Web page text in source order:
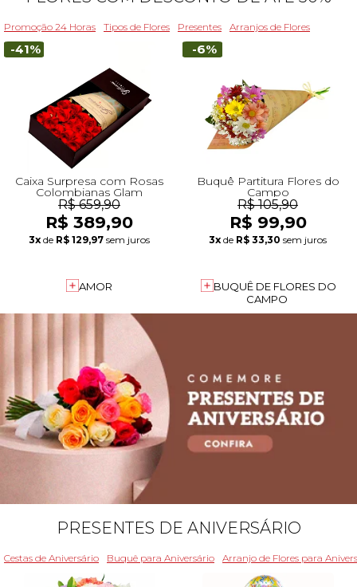
Promoção 24 Horas Tipos de Flores Presentes Arranjos de Flores
-41%
Caixa Surpresa com Rosas
Colombianas Glam
R$ 659,90
R$ 389,90
3x de R$ 129,97 sem juros
AMOR
-6%
Buquê Partitura Flores do
Campo
R$ 105,90
R$ 99,90
3x de R$ 33,30 sem juros
BUQUÊ DE FLORES DO
CAMPO
PRESENTES DE ANIVERSÁRIO
Cestas de Aniversário Buquê para Aniversário Arranjo de Flores para